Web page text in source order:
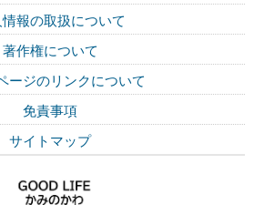
報の取扱について
著作権について
ージのリンクについて
免責事項
サイトマップ